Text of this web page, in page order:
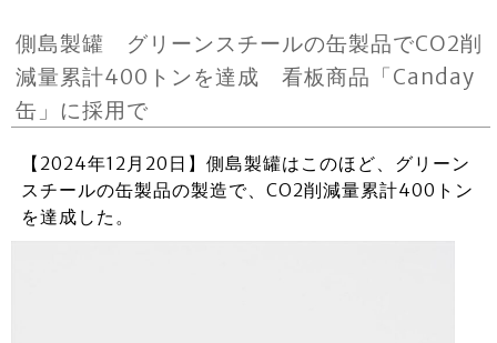
側島製罐 グリーンスチールの缶製品でCO2削
減量累計400トンを達成 看板商品「Canday
缶」に採用で
【2024年12月20日】側島製罐はこのほど、グリーン
スチールの缶製品の製造で、CO2削減量累計400トン
を達成した。